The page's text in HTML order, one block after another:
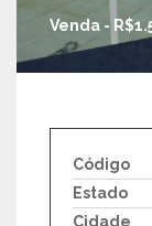
Venda -
Código
Estado
Cidade